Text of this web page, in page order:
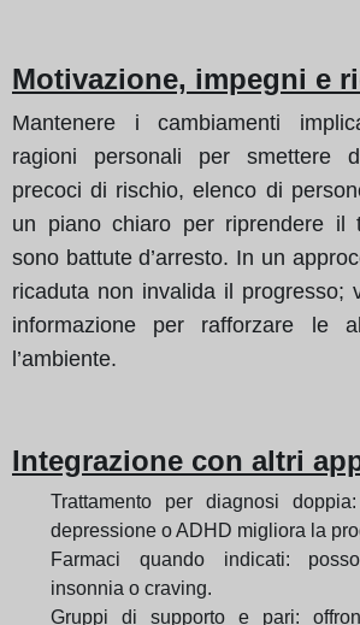
Motivazione, impegni e
Mantenere i cambiamenti
ragioni personali per smettere
precoci di rischio, elenco di
un piano chiaro per riprendere il
sono battute d’arresto. In un
ricaduta non invalida il progresso;
informazione per rafforzare le
l’ambiente.
Integrazione con altri
Trattamento per diagnosi
depressione o ADHD migliora la
Farmaci quando indicati:
insonnia o craving.
Gruppi di supporto e pari: